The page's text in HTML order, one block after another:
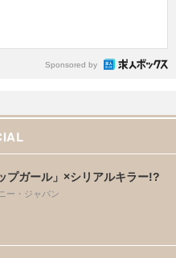
Sponsored by
プガール」×シリアルキラー!?
ー・ジャパン